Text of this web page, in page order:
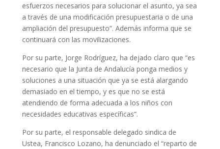
esfuerzos necesarios para solucionar el asunto, ya sea
a través de una modificación presupuestaria o de una
ampliación del presupuesto”. Además informa que se
continuará con las movilizaciones.
Por su parte, Jorge Rodríguez, ha dejado claro que “es
necesario que la Junta de Andalucía ponga medios y
soluciones a una situación que ya se está alargando
demasiado en el tiempo, y es que no se está
atendiendo de forma adecuada a los niños con
necesidades educativas específicas”.
Por su parte, el responsable delegado sindica de
Ustea, Francisco Lozano, ha denunciado el “reparto de